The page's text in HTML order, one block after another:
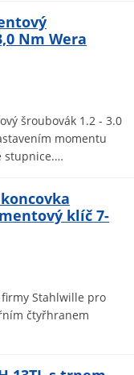
Nm Wera
šroubovák 1.2 - 3.0
momentu
stupnice.…
klíč 7-
Stahlwille pro
čtyřhranem